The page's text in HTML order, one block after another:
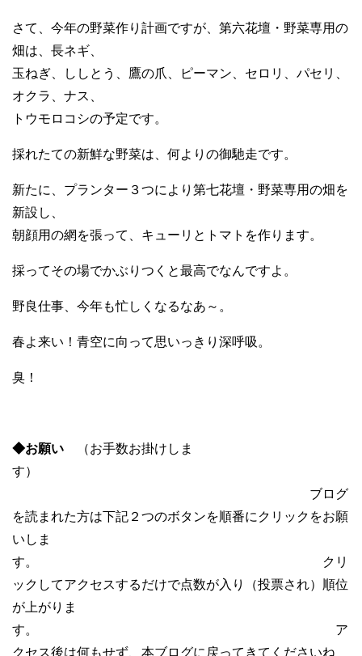
さて、今年の野菜作り計画ですが、第六花壇・野菜専用の
畑は、長ネギ、
玉ねぎ、ししとう、鷹の爪、ピーマン、セロリ、パセリ、
オクラ、ナス、
トウモロコシの予定です。
採れたての新鮮な野菜は、何よりの御馳走です。
新たに、プランター３つにより第七花壇・野菜専用の畑を
新設し、
朝顔用の網を張って、キューリとトマトを作ります。
採ってその場でかぶりつくと最高でなんですよ。
野良仕事、今年も忙しくなるなあ～。
春よ来い！青空に向って思いっきり深呼吸。
臭！
◆お願い （お手数お掛けしま
す）
ブログ
を読まれた方は下記２つのボタンを順番にクリックをお願
いしま
す。 クリ
ックしてアクセスするだけで点数が入り（投票され）順位
が上がりま
す。 ア
クセス後は何もせず、本ブログに戻ってきてくださいね